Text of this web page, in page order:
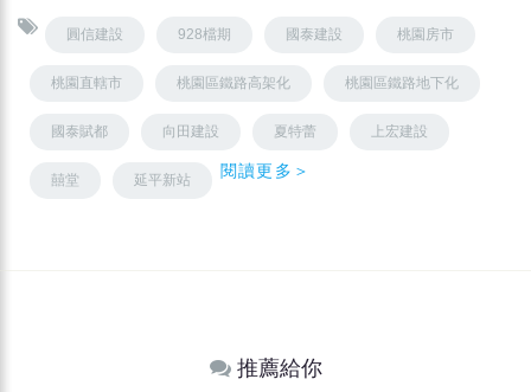
圓信建設 928檔期 國泰建設 桃園房市
桃園直轄市 桃園區鐵路高架化 桃園區鐵路地下化
國泰賦都 向田建設 夏特蕾 上宏建設
囍堂 延平新站 閱讀更多＞
推薦給你